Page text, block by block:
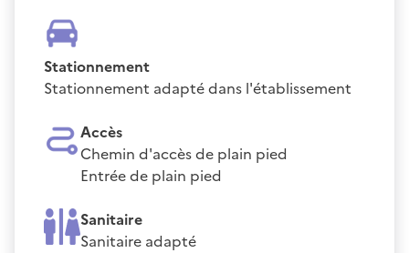
Stationnement
Stationnement adapté dans l'établissement
Accès
Chemin d'accès de plain pied
Entrée de plain pied
Sanitaire
Sanitaire adapté